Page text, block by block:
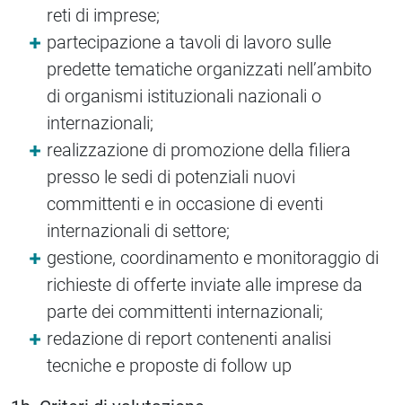
reti di imprese;
partecipazione a tavoli di lavoro sulle
predette tematiche organizzati nell’ambito
di organismi istituzionali nazionali o
internazionali;
realizzazione di promozione della filiera
presso le sedi di potenziali nuovi
committenti e in occasione di eventi
internazionali di settore;
gestione, coordinamento e monitoraggio di
richieste di offerte inviate alle imprese da
parte dei committenti internazionali;
redazione di report contenenti analisi
tecniche e proposte di follow up